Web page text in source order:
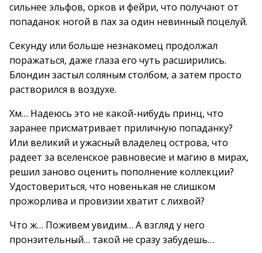
сильнее эльфов, орков и фейри, что получают от
попаданок ногой в пах за один невинный поцелуй.
Секунду или больше незнакомец продолжал
поражаться, даже глаза его чуть расширились.
Блондин застыл соляным столбом, а затем просто
растворился в воздухе.
Хм… Надеюсь это не какой-нибудь принц, что
заранее присматривает приличную попаданку?
Или великий и ужасный владелец острова, что
радеет за вселенское равновесие и магию в мирах,
решил заново оценить пополнение коллекции?
Удостовериться, что новенькая не слишком
прожорлива и провизии хватит с лихвой?
Что ж… Поживем увидим… А взгляд у него
пронзительный… такой не сразу забудешь…